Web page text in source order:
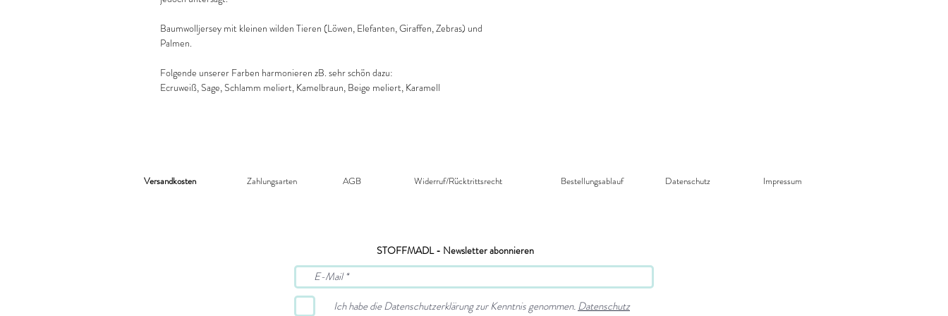
Baumwolljersey mit kleinen wilden Tieren (Löwen, Elefanten, Giraffen, Zebras) und
Palmen.
Folgende unserer Farben harmonieren zB. sehr schön dazu:
Ecruweiß, Sage, Schlamm meliert, Kamelbraun, Beige meliert, Karamell
Versandkosten Zahlungsarten AGB Widerruf/Rücktrittsrecht​ Bestellungsablauf Datenschutz​ Impressum
STOFFMADL - Newsletter abonnieren
Ich habe die Datenschutzerklärung zur Kenntnis genommen.Datenschutz